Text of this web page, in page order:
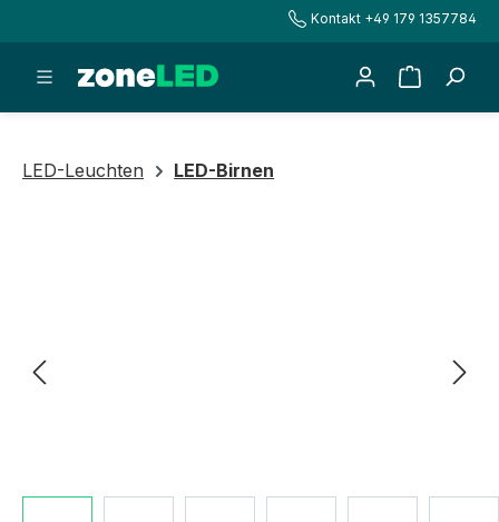
Kontakt +49 179 1357784
LED-Leuchten LED-Birnen